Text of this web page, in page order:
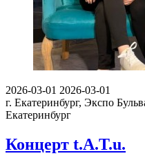
2026-03-01 2026-03-01
г. Екатеринбург, Экспо
Екатеринбург
Концерт t.A.T.u.